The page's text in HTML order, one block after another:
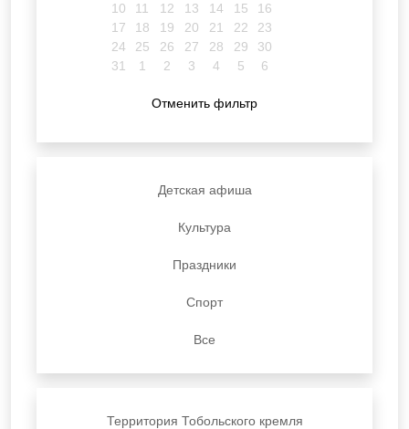
10
11 12 13 14 15
16
17
18 19 20 21 22
23
24
25 26 27 28 29
30
31
1 2 3 4 5 6
Отменить фильтр
Детская афиша
Культура
Праздники
Спорт
Все
Территория Тобольского кремля